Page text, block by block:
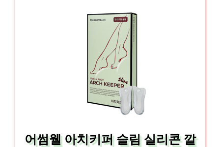
어썸웰 아치키퍼 슬림 실리콘 깔